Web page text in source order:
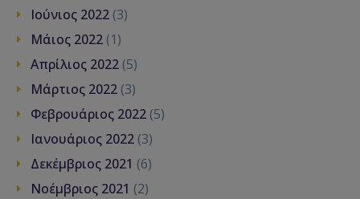
Ιούνιος 2022 (3)
Μάιος 2022 (1)
Απρίλιος 2022 (5)
Μάρτιος 2022 (3)
Φεβρουάριος 2022 (5)
Ιανουάριος 2022 (3)
Δεκέμβριος 2021 (6)
Νοέμβριος 2021 (2)